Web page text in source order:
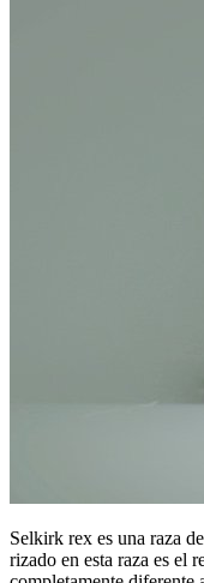
Selkirk rex es una raza
rizado en esta raza es el